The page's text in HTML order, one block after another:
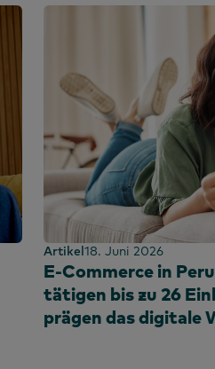
Artikel18. Juni 2026
E-Commerce in
tätigen bis zu 26
prägen das digitale